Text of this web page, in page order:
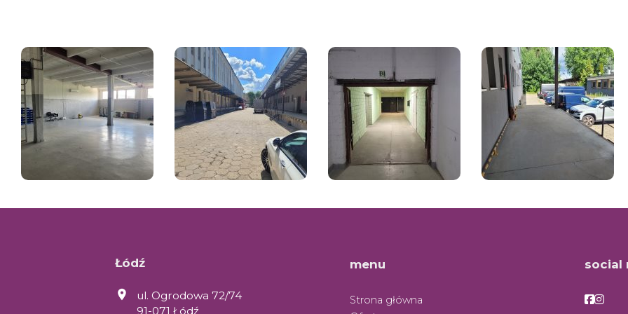
Łódź
ul. Ogrodowa 72/74
91-071 Łódź
menu
Strona główna
social